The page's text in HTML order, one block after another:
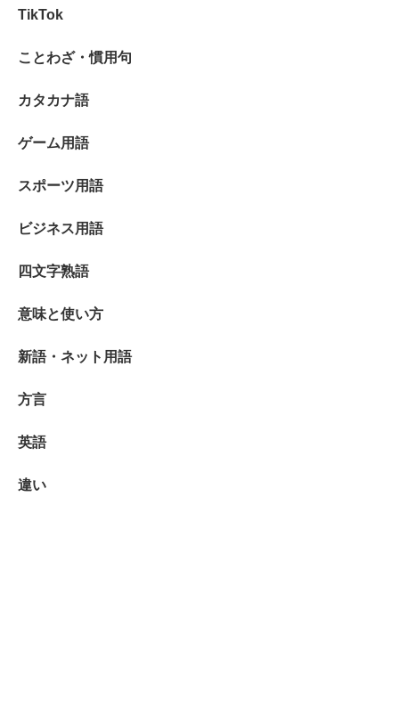
TikTok
ことわざ・慣用句
カタカナ語
ゲーム用語
スポーツ用語
ビジネス用語
四文字熟語
意味と使い方
新語・ネット用語
方言
英語
違い